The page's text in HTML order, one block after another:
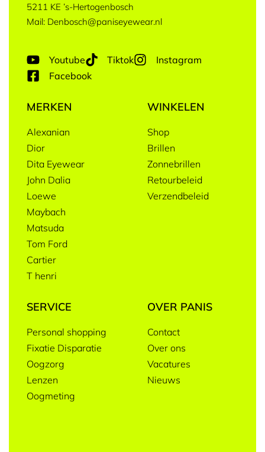
5211 KE ’s-Hertogenbosch
Mail: Denbosch@paniseyewear.nl
Youtube Tiktok
Instagram
Facebook
MERKEN
Alexanian
Dior
Dita Eyewear
John Dalia
Loewe
Maybach
Matsuda
Tom Ford
Cartier
T henri
WINKELEN
Shop
Brillen
Zonnebrillen
Retourbeleid
Verzendbeleid
SERVICE
Personal shopping
Fixatie Disparatie
Oogzorg
Lenzen
Oogmeting
OVER PANIS
Contact
Over ons
Vacatures
Nieuws